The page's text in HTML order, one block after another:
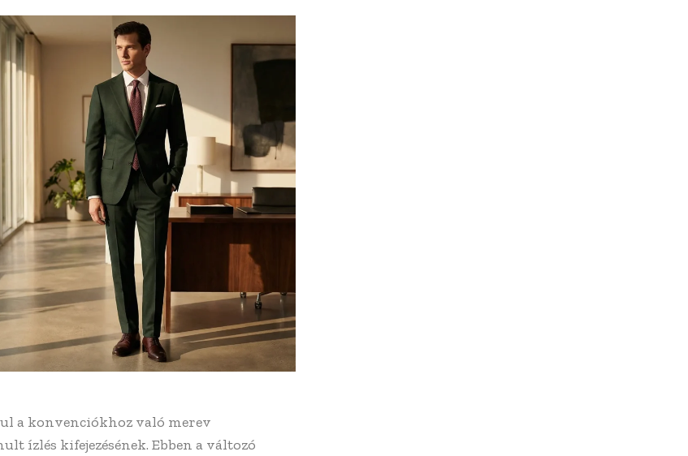
a konvenciókhoz való merev
ízlés kifejezésének. Ebben a változó